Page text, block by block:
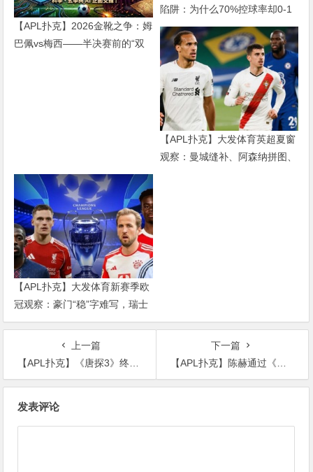
【APL扑克】2026金靴之争：姆
巴佩vs梅西——半决赛前的“双
陷阱：为什么70%控球率却0-1
输球，现代足球早已不是“球权
游戏”
【APL扑克】大发体育英超夏窗
观察：曼城缝补、阿森纳拼图、
【APL扑克】大发体育新赛季欧
冠观察：豪门“稳”字难写，瑞士
轮赛制让每一场都变成生死
上一篇
【APL扑克】《唐探3》终于有消息了，出现形式与以往不太一样观众直呼期待
下一篇
【APL扑克】陈赫通过《爱情公寓》走红，他的表舅是陈凯歌
发表评论